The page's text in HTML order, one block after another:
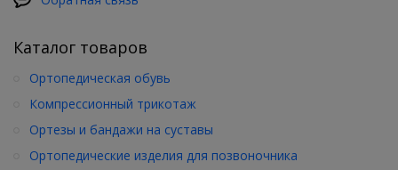
Каталог товаров
Ортопедическая обувь
Компрессионный трикотаж
Ортезы и бандажи на суставы
Ортопедические изделия для позвоночника